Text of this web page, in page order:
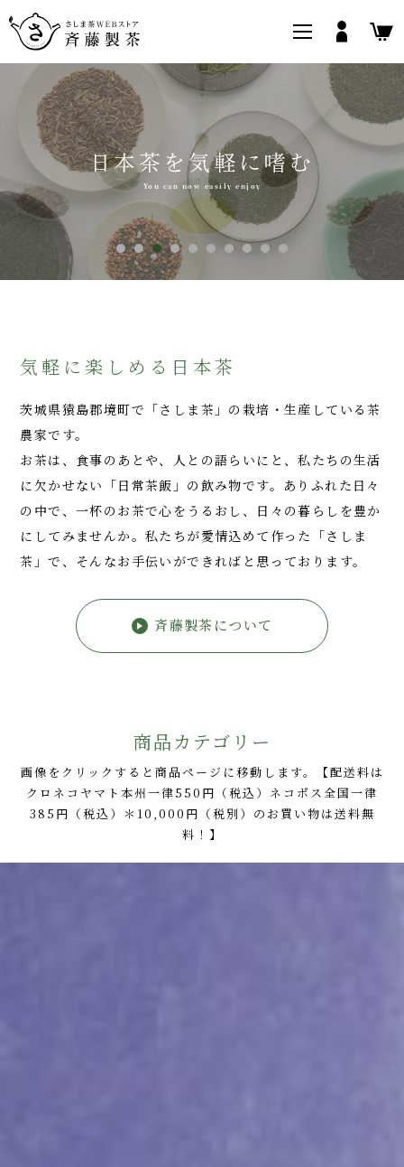
さしま香り
さしま茶いろいろ
さしま茶お手軽
さしま茶ギフト
さしま和紅茶
webストア限定商品
茶器
斉藤製茶について
猿島茶とは
大切なお茶の保存法
買い物ガイド
トップ
猿島茶とは
栽培について
製造について
美味しく簡単な淹れ方
お茶の知識や効能
大切なお茶の保存法
マイアカウント
気軽に楽しめる日本茶
茨城県猿島郡境町で「さしま茶」の栽培・生産している茶
農家です。
お茶は、食事のあとや、人との語らいにと、私たちの生活
に欠かせない「日常茶飯」の飲み物です。ありふれた日々
の中で、一杯のお茶で心をうるおし、日々の暮らしを豊か
にしてみませんか。私たちが愛情込めて作った「さしま
茶」で、そんなお手伝いができればと思っております。
斉藤製茶について
商品カテゴリー
画像をクリックすると商品ページに移動します。【配送料は
クロネコヤマト本州一律550円（税込）ネコポス全国一律
385円（税込）＊10,000円（税別）のお買い物は送料無
料！】